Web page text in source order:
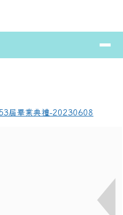
網
⏸
屆畢業典禮-20230608